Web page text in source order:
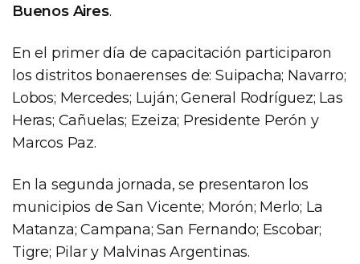
Buenos Aires.
En el primer día de capacitación participaron
los distritos bonaerenses de: Suipacha; Navarro;
Lobos; Mercedes; Luján; General Rodríguez; Las
Heras; Cañuelas; Ezeiza; Presidente Perón y
Marcos Paz.
En la segunda jornada, se presentaron los
municipios de San Vicente; Morón; Merlo; La
Matanza; Campana; San Fernando; Escobar;
Tigre; Pilar y Malvinas Argentinas.